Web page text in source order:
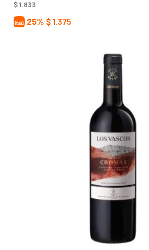
$1.833
25% $ 1.375